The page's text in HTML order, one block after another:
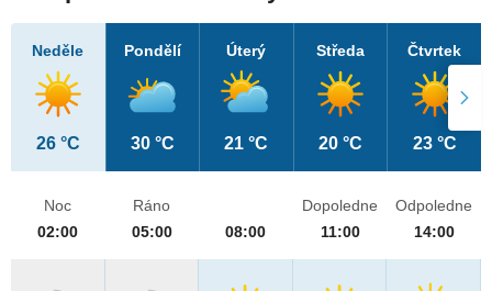
Neděle
26 °C
Pondělí
30 °C
Úterý
21 °C
Středa
20 °C
Čtvrtek
23 °C
Noc
02:00
Ráno
05:00
08:00
Dopoledne
11:00
Odpoledne
14:00